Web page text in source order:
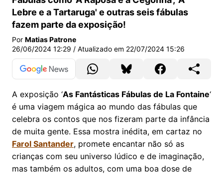
Lebre e a Tartaruga' e outras seis fábulas
fazem parte da exposição!
Por Matias Patrone
26/06/2024 12:29 / Atualizado em 22/07/2024 15:26
A exposição ‘As Fantásticas Fábulas de La Fontaine‘
é uma viagem mágica ao mundo das fábulas que
celebra os contos que nos fizeram parte da infância
de muita gente. Essa mostra inédita, em cartaz no
Farol Santander, promete encantar não só as
crianças com seu universo lúdico e de imaginação,
mas também os adultos, com uma boa dose de